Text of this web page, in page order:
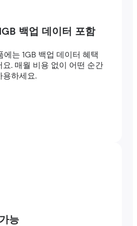
백업 데이터 포함
에는 1GB 백업 데이터 혜택
요. 매월 비용 없이 어떤 순간
용하세요.
능